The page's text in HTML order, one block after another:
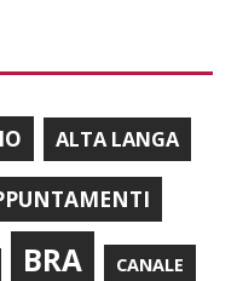
ALTA LANGA
BRA CANALE